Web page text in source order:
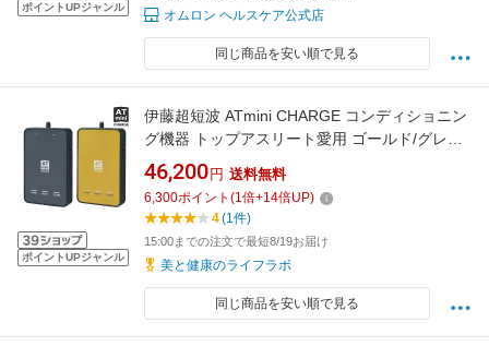
ポイントUPジャンル
オムロン ヘルスケア公式店
同じ商品を安い順で見る
ポイントUPジャンル
伊藤超短波 ATmini CHARGE コンディショニン
グ機器 トップアスリート愛用 ゴールド/グレー
コンパクト 軽量 コンディショニング ケア ポー
タブル マイクロカレント 充電式 AT mini atミニ
チャージ エーティーミニ 正規品 送料無料
46,200 円 送料無料
6,300ポイント (1倍+14倍UP)
4(1件)
15:00までの注文で最短8/19お届け
美と健康のライフラボ
同じ商品を安い順で見る